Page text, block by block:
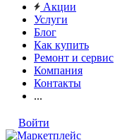
Акции
Услуги
Блог
Как купить
Ремонт и сервис
Компания
Контакты
...
Войти